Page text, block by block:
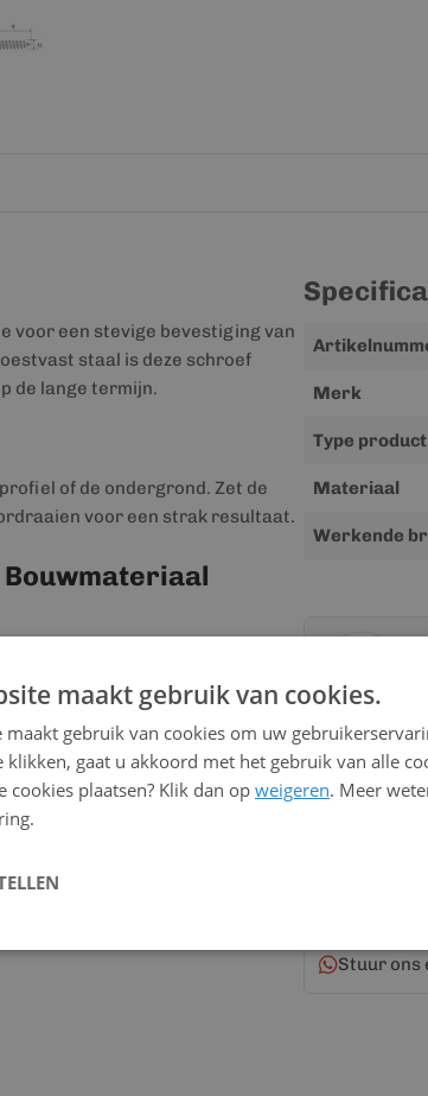
voor een stevige bevestiging van
staal is deze schroef
de lange termijn.
of de ondergrond. Zet de
voor een strak resultaat.
Meer
Merk
Type product
Materiaal
Werkende
Vandaag
van 08:00
Stuur ons
maakt gebruik van cookies.
maakt gebruik van cookies om uw
klikken, gaat u akkoord met het gebruik van alle
cookies plaatsen? Klik dan op weigeren. Meer